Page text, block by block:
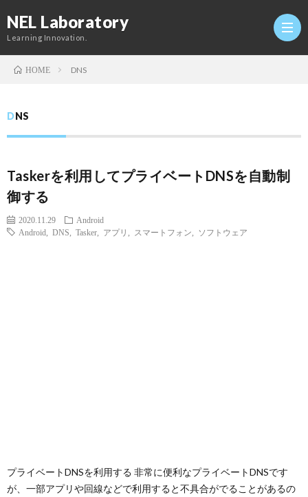
NEL Laboratory
Learning Innovation.
研
HOME DNS
DNS
Taskerを利用してプライベートDNSを自動制
御する
2020.11.29
Android
Android
DNS Tasker アプリ スマートフォン ソフトウェア
プライベートDNSを利用する 非常に便利なプライベートDNSです
が、一部アプリや回線などで利用すると不具合がでることがあるの